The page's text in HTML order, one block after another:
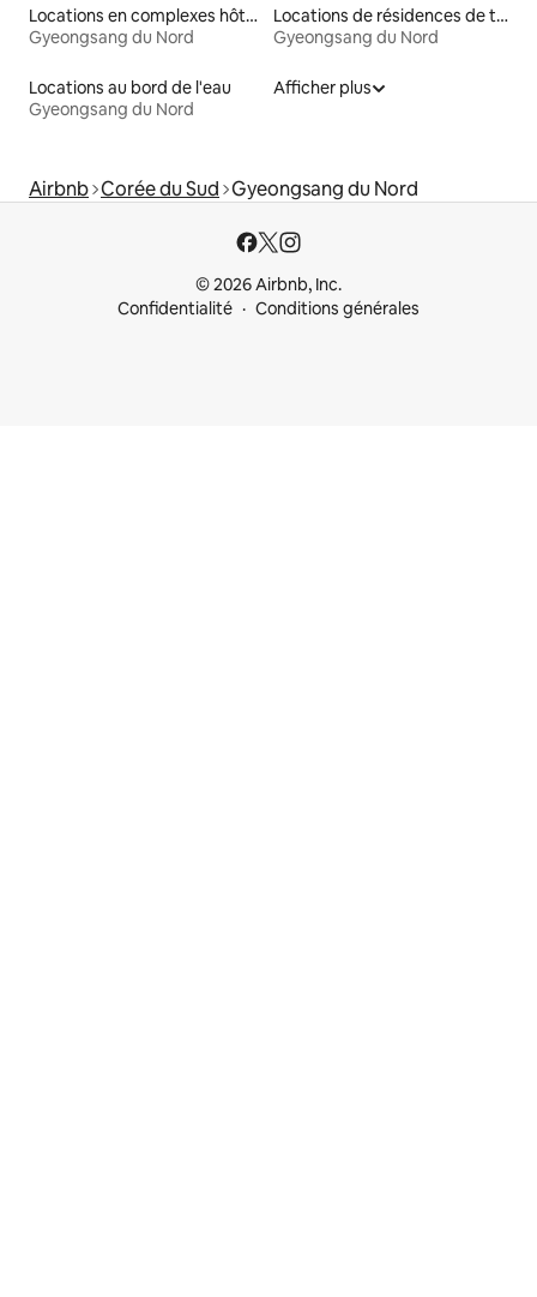
Locations en complexes hôteliers
Gyeongsang du Nord
Locations de résidences de tourisme
Gyeongsang du Nord
Locations au bord de l'eau
Gyeongsang du Nord
Afficher plus
Airbnb Corée du Sud Gyeongsang du Nord
© 2026 Airbnb, Inc.
Confidentialité
Conditions générales